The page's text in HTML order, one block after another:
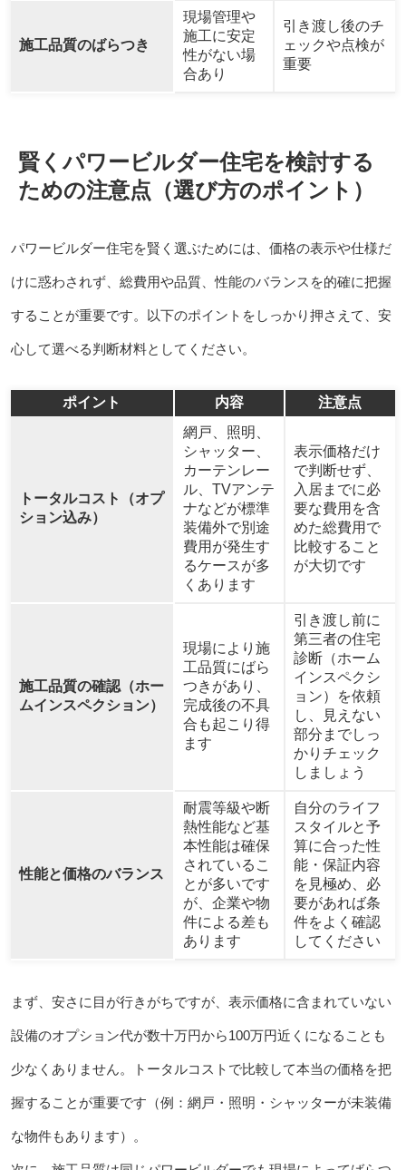
施工品質のばらつき
現場管理や
施工に安定
性がない場
合あり
引き渡し後のチ
ェックや点検が
重要
賢くパワービルダー住宅を検討する
ための注意点（選び方のポイント）
パワービルダー住宅を賢く選ぶためには、価格の表示や仕様だ
けに惑わされず、総費用や品質、性能のバランスを的確に把握
することが重要です。以下のポイントをしっかり押さえて、安
心して選べる判断材料としてください。
ポイント 内容 注意点
トータルコスト（オプ
ション込み）
網戸、照明、
シャッター、
カーテンレー
ル、TVアンテ
ナなどが標準
装備外で別途
費用が発生す
るケースが多
くあります
表示価格だけ
で判断せず、
入居までに必
要な費用を含
めた総費用で
比較すること
が大切です
施工品質の確認（ホー
ムインスペクション）
現場により施
工品質にばら
つきがあり、
完成後の不具
合も起こり得
ます
引き渡し前に
第三者の住宅
診断（ホーム
インスペクシ
ョン）を依頼
し、見えない
部分までしっ
かりチェック
しましょう
性能と価格のバランス
耐震等級や断
熱性能など基
本性能は確保
されているこ
とが多いです
が、企業や物
件による差も
あります
自分のライフ
スタイルと予
算に合った性
能・保証内容
を見極め、必
要があれば条
件をよく確認
してください
まず、安さに目が行きがちですが、表示価格に含まれていない
設備のオプション代が数十万円から100万円近くになることも
少なくありません。トータルコストで比較して本当の価格を把
握することが重要です（例：網戸・照明・シャッターが未装備
な物件もあります）。